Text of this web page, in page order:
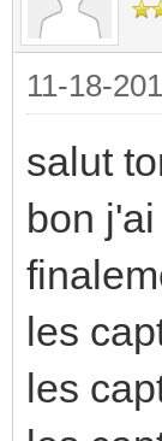
11-18-
salut
bon
les
les